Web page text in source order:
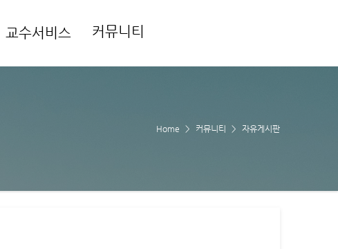
교수서비스 커뮤니티
Home 커뮤니티 자유게시판